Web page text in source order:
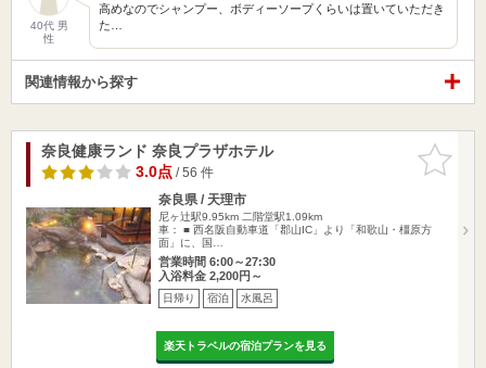
40代 男
性
高めなのでシャンプー、ボディーソープくらいは置いていただき
た…
関連情報から探す
お気に入
りに追加
奈良健康ランド 奈良プラザホテル
3.0点/ 56 件
奈良県 / 天理市
尼ヶ辻駅9.95km 二階堂駅1.09km
車： ■ 西名阪自動車道「郡山IC」より「和歌山・橿原方
面」に、国…
営業時間 6:00～27:30
入浴料金 2,200円～
日帰り 宿泊 水風呂
楽天トラベルの宿泊プランを見る